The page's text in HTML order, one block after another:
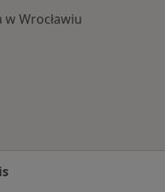
Wrocławiu